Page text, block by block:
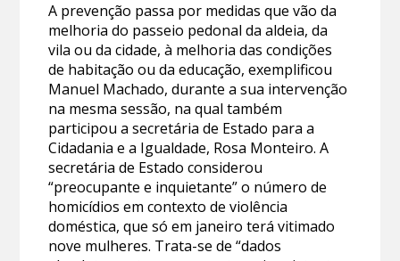
A prevenção passa por medidas que vão da
melhoria do passeio pedonal da aldeia, da
vila ou da cidade, à melhoria das condições
de habitação ou da educação, exemplificou
Manuel Machado, durante a sua intervenção
na mesma sessão, na qual também
participou a secretária de Estado para a
Cidadania e a Igualdade, Rosa Monteiro. A
secretária de Estado considerou
“preocupante e inquietante” o número de
homicídios em contexto de violência
doméstica, que só em janeiro terá vitimado
nove mulheres. Trata-se de “dados